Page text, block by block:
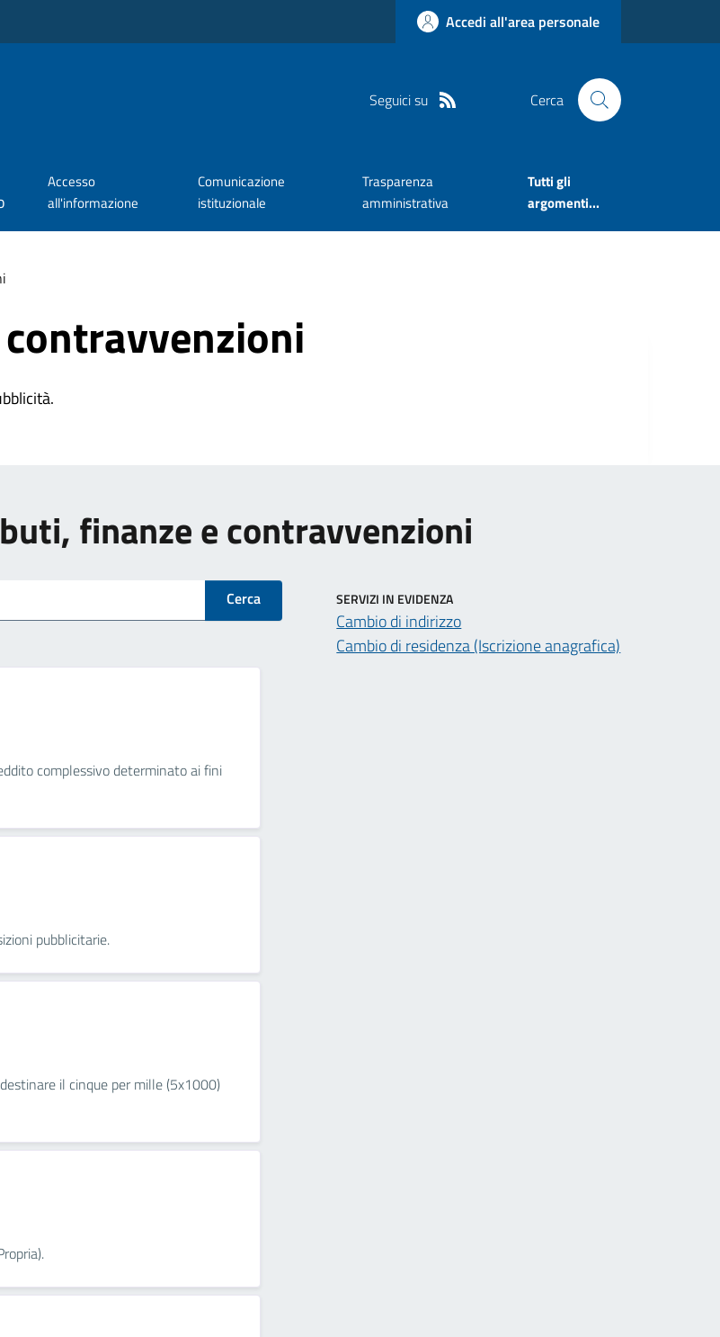
Accedi all'area personale
Seguici su Cerca
Accesso
all'informazione
Comunicazione
istituzionale
Trasparenza
amministrativa
Tutti gli
argomenti...
finanze e contravvenzioni
Cerca
complessivo determinato ai fini
pubblicitarie.
il cinque per mille (5x1000)
SERVIZI IN EVIDENZA
Cambio di indirizzo
Cambio di residenza (Iscrizione anagrafica)